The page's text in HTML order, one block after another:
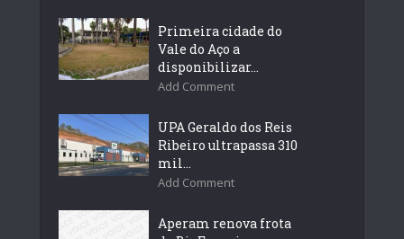
Primeira cidade do
Vale do Aço a
disponibilizar...
Add Comment
UPA Geraldo dos Reis
Ribeiro ultrapassa 310
mil...
Add Comment
Aperam renova frota